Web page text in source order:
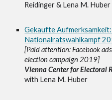
Reidinger & Lena M. Huber
Gekaufte
Nationalratswahlkampf
[Paid attention: Facebook
election campaign 2019]
Vienna Center for Electoral
with Lena M. Huber